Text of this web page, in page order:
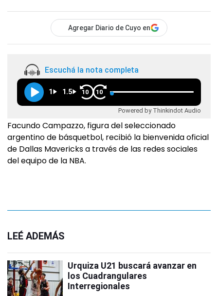
Agregar Diario de Cuyo en
Escuchá la nota completa
1 1.5 10 10
Powered by Thinkindot Audio
Facundo Campazzo, figura del seleccionado
argentino de básquetbol, recibió la bienvenida oficial
de Dallas Mavericks a través de las redes sociales
del equipo de la NBA.
LEÉ ADEMÁS
Urquiza U21 buscará avanzar en
los Cuadrangulares
Interregionales